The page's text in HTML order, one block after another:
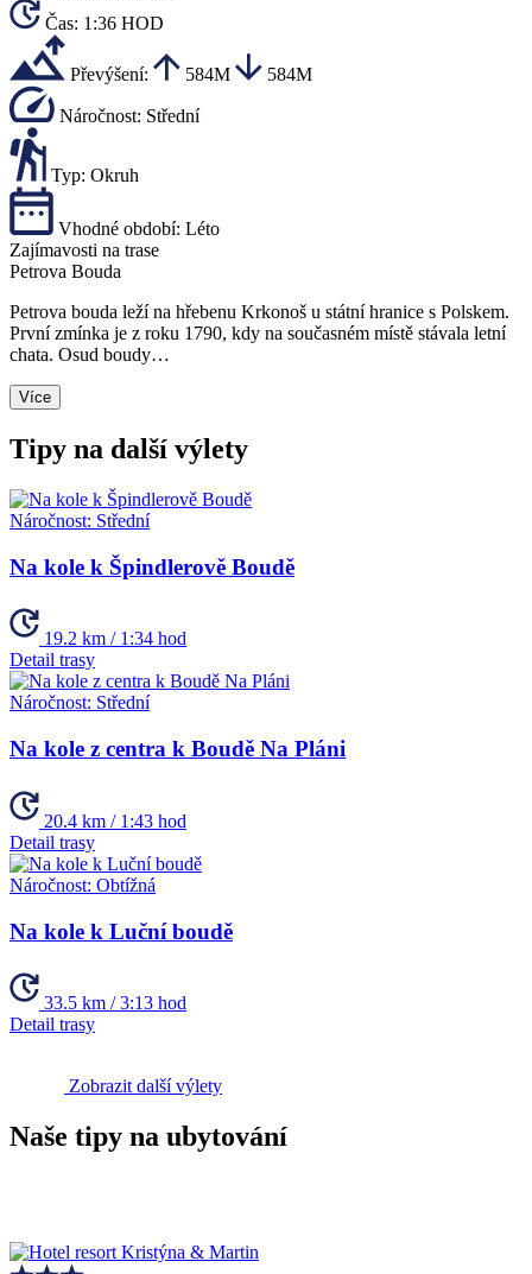
Čas: 1:36 HOD
Převýšení: 584M 584M
Náročnost: Střední
Typ: Okruh
Vhodné období: Léto
Zajímavosti na trase
Petrova Bouda
Petrova bouda leží na hřebenu Krkonoš u státní hranice s Polskem.
První zmínka je z roku 1790, kdy na současném místě stávala letní
chata. Osud boudy…
Více
Tipy na další výlety
Náročnost: Střední
Na kole k Špindlerově Boudě
19.2 km / 1:34 hod
Detail trasy
Náročnost: Střední
Na kole z centra k Boudě Na Pláni
20.4 km / 1:43 hod
Detail trasy
Náročnost: Obtížná
Na kole k Luční boudě
33.5 km / 3:13 hod
Detail trasy
Zobrazit další výlety
Naše tipy na ubytování